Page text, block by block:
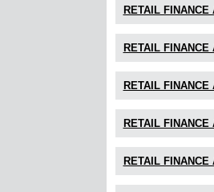
RETAIL FINANCE
RETAIL FINANCE
RETAIL FINANCE
RETAIL FINANCE
RETAIL FINANCE